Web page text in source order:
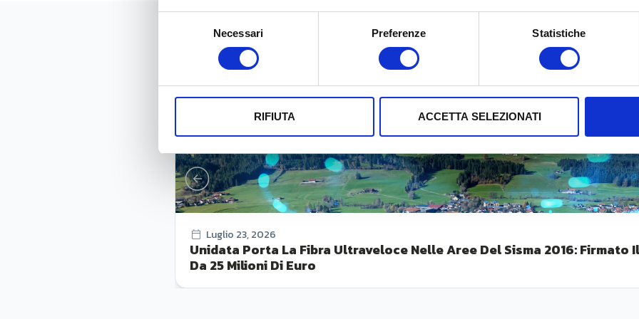
Necessari Preferenze Statistiche
RIFIUTA ACCETTA SELEZIONATI
News
Luglio 23, 2026
Unidata Porta La Fibra Ultraveloce Nelle Aree Del Sisma 2016:
Da 25 Milioni Di Euro